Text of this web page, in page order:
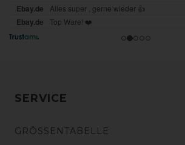
SERVICE
GRÖSSENTABELLE